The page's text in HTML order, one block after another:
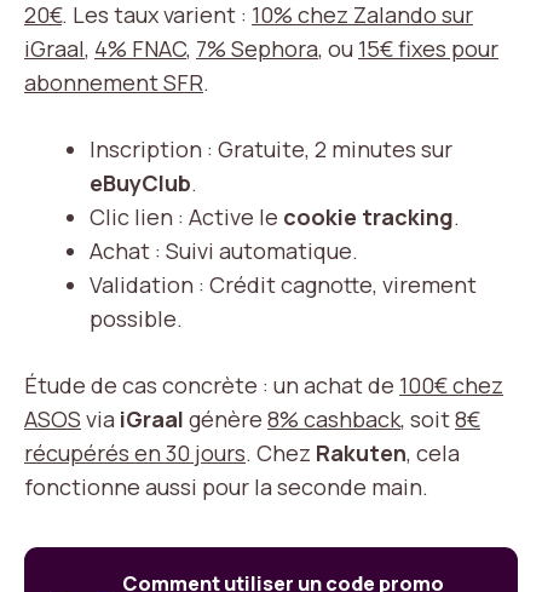
20€. Les taux varient : 10% chez Zalando sur
iGraal, 4% FNAC, 7% Sephora, ou 15€ fixes pour
abonnement SFR.
Inscription : Gratuite, 2 minutes sur
eBuyClub.
Clic lien : Active le cookie tracking.
Achat : Suivi automatique.
Validation : Crédit cagnotte, virement
possible.
Étude de cas concrète : un achat de 100€ chez
ASOS via iGraal génère 8% cashback, soit8€
récupérés en 30 jours. Chez Rakuten, cela
fonctionne aussi pour la seconde main.
Comment utiliser un code promo